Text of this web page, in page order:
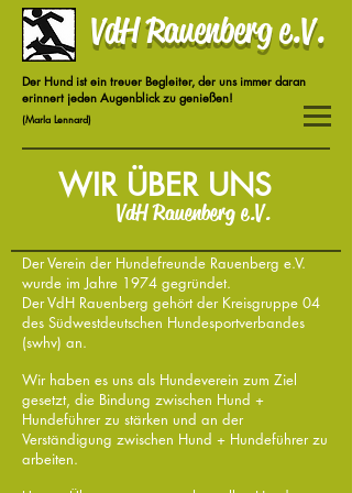
VdH Rauenberg e.V.
Der Hund ist ein treuer Begleiter, der uns immer daran
erinnert jeden Augenblick zu genießen!
(Marla Lennard)
WIR ÜBER UNS
VdH Rauenberg e.V.
Der Verein der Hundefreunde Rauenberg e.V.
wurde im Jahre 1974 gegründet.
Der VdH Rauenberg gehört der Kreisgruppe 04
des Südwestdeutschen Hundesportverbandes
(swhv) an.
Wir haben es uns als Hundeverein zum Ziel
gesetzt, die Bindung zwischen Hund +
Hundeführer zu stärken und an der
Verständigung zwischen Hund + Hundeführer zu
arbeiten.